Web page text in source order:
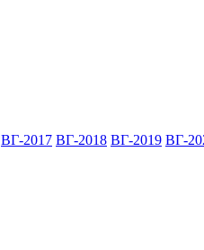
ВГ-2017 ВГ-2018 ВГ-2019 ВГ-